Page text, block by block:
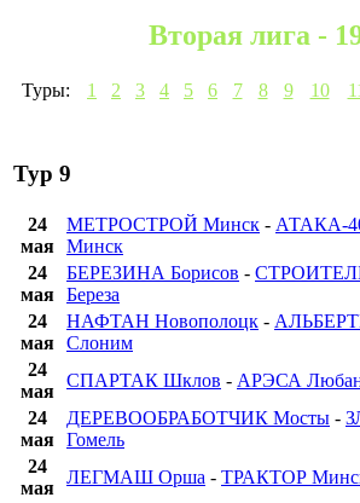
Вторая лига -
Туры: 1 2 3 4 5 6 7 8 9 10
Тур 9
24
мая
МЕТРОСТРОЙ Минск - АТАКА-
Минск
24
мая
БЕРЕЗИНА Борисов -
Береза
24
мая
НАФТАН Новополоцк -
Слоним
24
мая
СПАРТАК Шклов - АРЭСА
24
мая
ДЕРЕВООБРАБОТЧИК Мосты -
Гомель
24
мая
ЛЕГМАШ Орша - ТРАКТОР